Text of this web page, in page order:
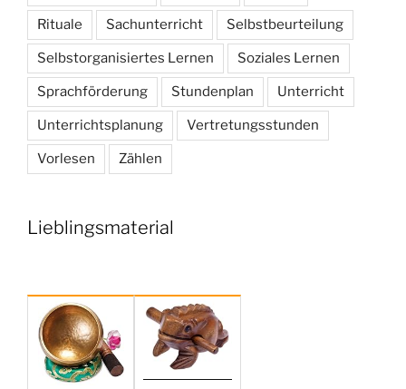
Rituale Sachunterricht Selbstbeurteilung
Selbstorganisiertes Lernen Soziales Lernen
Sprachförderung Stundenplan Unterricht
Unterrichtsplanung Vertretungsstunden
Vorlesen Zählen
Lieblingsmaterial